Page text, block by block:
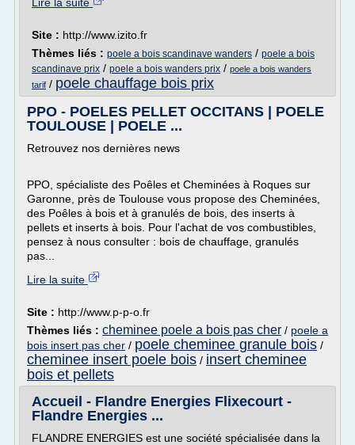
Site : http://www.izito.fr
Thèmes liés : poele a bois scandinave wanders / poele a bois
scandinave prix / poele a bois wanders prix / poele a bois wanders
tarif / poele chauffage bois prix
PPO - POELES PELLET OCCITANS | POELE
TOULOUSE | POELE ...
Retrouvez nos dernières news
PPO, spécialiste des Poêles et Cheminées à Roques sur
Garonne, près de Toulouse vous propose des Cheminées,
des Poêles à bois et à granulés de bois, des inserts à
pellets et inserts à bois. Pour l'achat de vos combustibles,
pensez à nous consulter : bois de chauffage, granulés
pas...
Lire la suite
Site : http://www.p-p-o.fr
Thèmes liés : cheminee poele a bois pas cher / poele a
bois insert pas cher / poele cheminee granule bois /
cheminee insert poele bois / insert cheminee
bois et pellets
Accueil - Flandre Energies Flixecourt -
Flandre Energies ...
FLANDRE ENERGIES est une société spécialisée dans la